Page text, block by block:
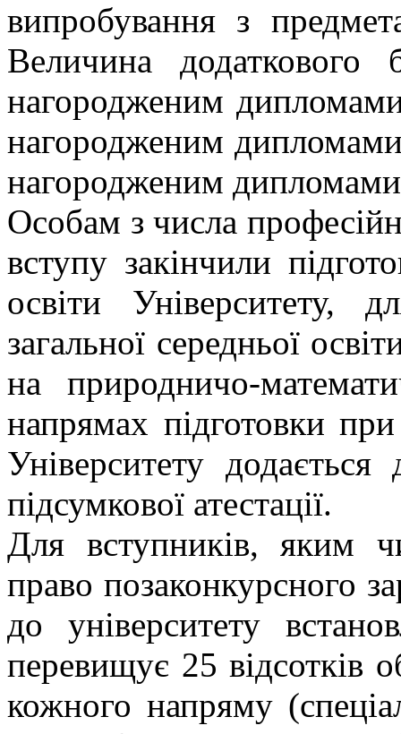
випробування з
Величина додаткового
нагородженим
нагородженим
нагородженим дипломами
Особам з числа
вступу закінчили
освіти Університету,
загальної середньої
на природничо-
напрямах підготовки
Університету
підсумкової атестації.
Для вступників, яким
право позаконкурсного
до університету
перевищує 25 відсотків
кожного напряму